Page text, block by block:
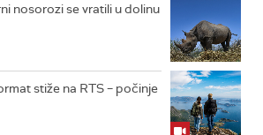
nosorozi se vratili u dolinu
stiže na RTS – počinje